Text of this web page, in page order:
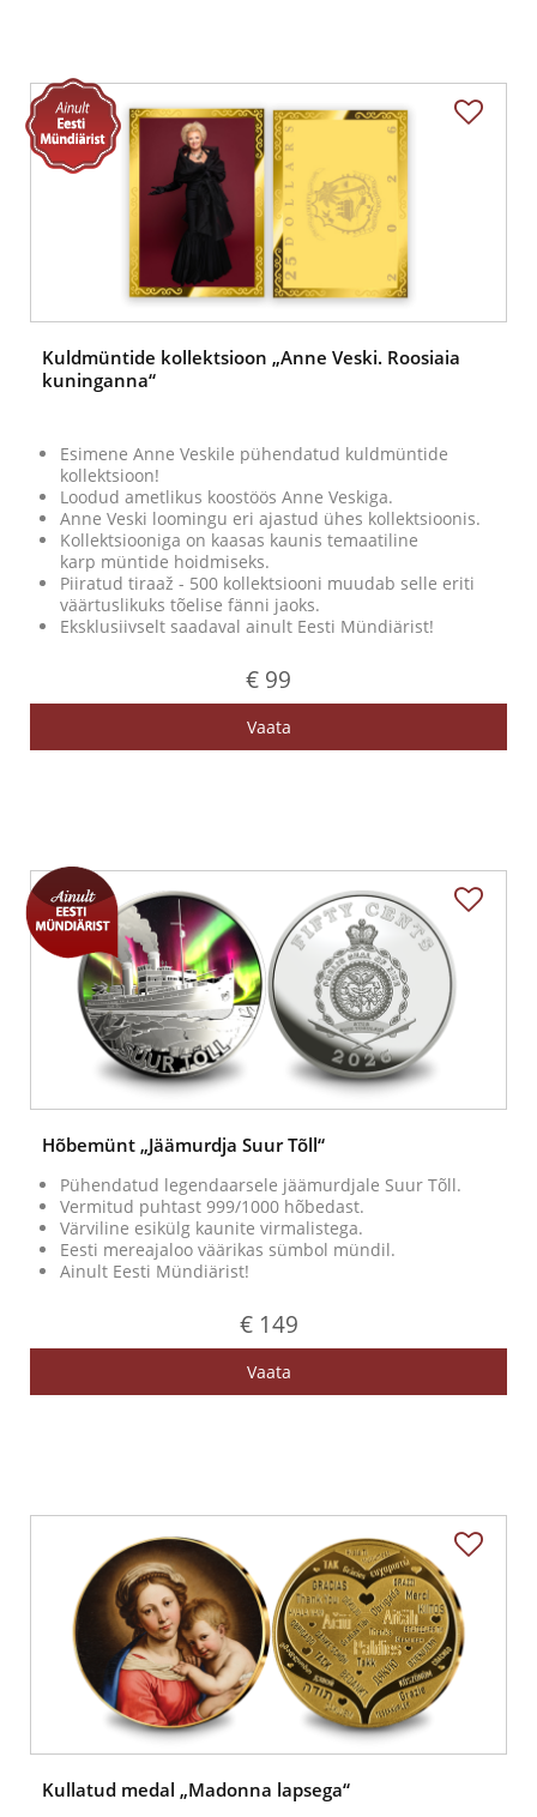
Kuldmüntide kollektsioon „Anne Veski. Roosiaia
kuninganna“
Esimene Anne Veskile pühendatud kuldmüntide
kollektsioon!
Loodud ametlikus koostöös Anne Veskiga.
Anne Veski loomingu eri ajastud ühes kollektsioonis.
Kollektsiooniga on kaasas kaunis temaatiline
karp müntide hoidmiseks.
Piiratud tiraaž - 500 kollektsiooni muudab selle eriti
väärtuslikuks tõelise fänni jaoks.
Eksklusiivselt saadaval ainult Eesti Mündiärist!
€ 99
Vaata
Hõbemünt „Jäämurdja Suur Tõll“
Pühendatud legendaarsele jäämurdjale Suur Tõll.
Vermitud puhtast 999/1000 hõbedast.
Värviline esikülg kaunite virmalistega.
Eesti mereajaloo väärikas sümbol mündil.
Ainult Eesti Mündiärist!
€ 149
Vaata
Kullatud medal „Madonna lapsega“